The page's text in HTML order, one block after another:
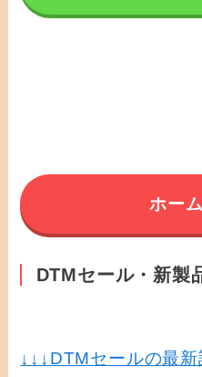
ホー
DTMセール・新製
↓↓↓ DTMセールの最